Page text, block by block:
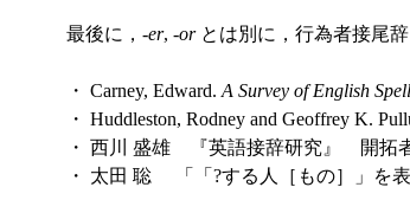
最後に，-er, -orとは別に，行為者接尾
・ Carney, Edward.A Survey of English
・ Huddleston, Rodney and Geoffrey K.
・ 西川 盛雄 『英語接辞研究』 開拓者
・ 太田 聡 「「?する人［もの］」を表